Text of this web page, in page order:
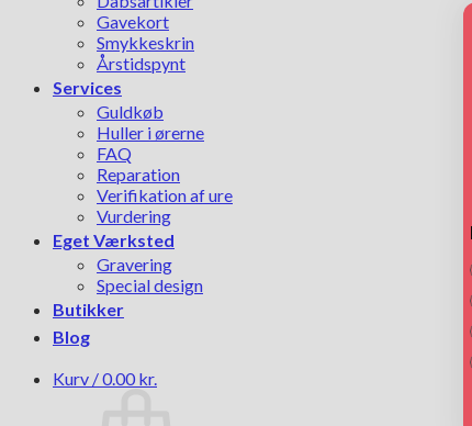
Gavekort
Smykkeskrin
Årstidspynt
Services
Guldkøb
Huller i ørerne
FAQ
Reparation
Verifikation af ure
Vurdering
Eget Værksted
Gravering
Special design
Butikker
Blog
Kurv /0.00 kr.